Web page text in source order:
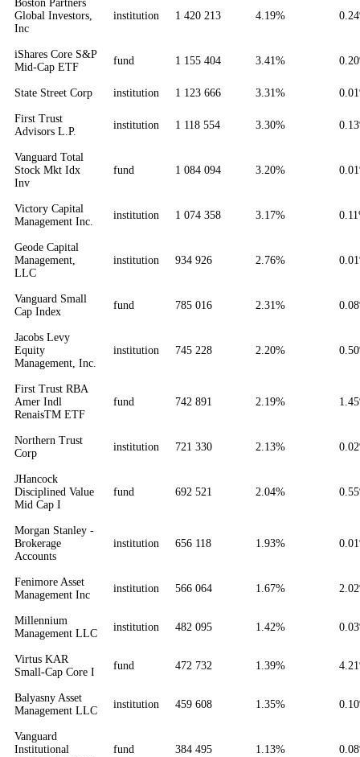
Boston Partners
Global Investors,
Inc
institution 1 420 213 4.19%
iShares Core S&P
Mid-Cap ETF
fund 1 155 404 3.41%
State Street Corp institution 1 123 666 3.31%
First Trust
Advisors L.P.
institution 1 118 554 3.30%
Vanguard Total
Stock Mkt Idx
Inv
fund 1 084 094 3.20%
Victory Capital
Management Inc.
institution 1 074 358 3.17%
Geode Capital
Management,
LLC
institution 934 926 2.76%
Vanguard Small
Cap Index
fund 785 016 2.31%
Jacobs Levy
Equity
Management, Inc.
institution 745 228 2.20%
First Trust RBA
Amer Indl
RenaisTM ETF
fund 742 891 2.19%
Northern Trust
Corp
institution 721 330 2.13%
JHancock
Disciplined Value
Mid Cap I
fund 692 521 2.04%
Morgan Stanley -
Brokerage
Accounts
institution 656 118 1.93%
Fenimore Asset
Management Inc
institution 566 064 1.67%
Millennium
Management LLC
institution 482 095 1.42%
Virtus KAR
Small-Cap Core I
fund 472 732 1.39%
Balyasny Asset
Management LLC
institution 459 608 1.35%
Vanguard
Institutional
fund 384 495 1.13%